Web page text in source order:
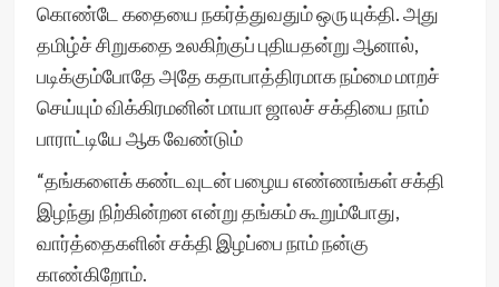
கொண்டே கதையை நகர்த்துவதும் ஒரு யுக்தி. அது
தமிழ்ச் சிறுகதை உலகிற்குப் புதியதன்று ஆனால்,
படிக்கும்போதே அதே கதாபாத்திரமாக நம்மை மாறச்
செய்யும் விக்கிரமனின் மாயா ஜாலச் சக்தியை நாம்
பாராட்டியே ஆக வேண்டும்
“தங்களைக் கண்டவுடன் பழைய எண்ணங்கள் சக்தி
இழந்து நிற்கின்றன என்று தங்கம் கூறும்போது,
வார்த்தைகளின் சக்தி இழப்பை நாம் நன்கு
காண்கிறோம்.